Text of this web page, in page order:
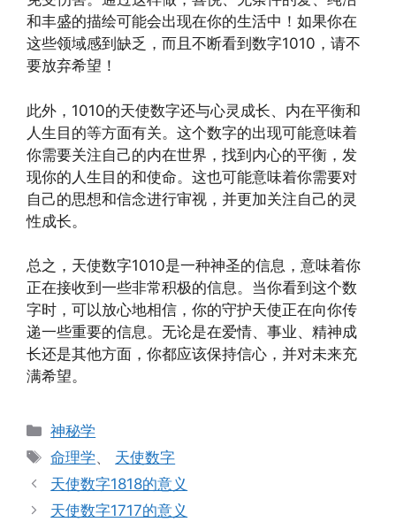
和丰盛的描绘可能会出现在你的生活中！如果你在
这些领域感到缺乏，而且不断看到数字1010，请不
要放弃希望！
此外，1010的天使数字还与心灵成长、内在平衡和
人生目的等方面有关。这个数字的出现可能意味着
你需要关注自己的内在世界，找到内心的平衡，发
现你的人生目的和使命。这也可能意味着你需要对
自己的思想和信念进行审视，并更加关注自己的灵
性成长。
总之，天使数字1010是一种神圣的信息，意味着你
正在接收到一些非常积极的信息。当你看到这个数
字时，可以放心地相信，你的守护天使正在向你传
递一些重要的信息。无论是在爱情、事业、精神成
长还是其他方面，你都应该保持信心，并对未来充
满希望。
分
类
神秘学
标
签
命理学、 天使数字
天使数字1818的意义
天使数字1717的意义